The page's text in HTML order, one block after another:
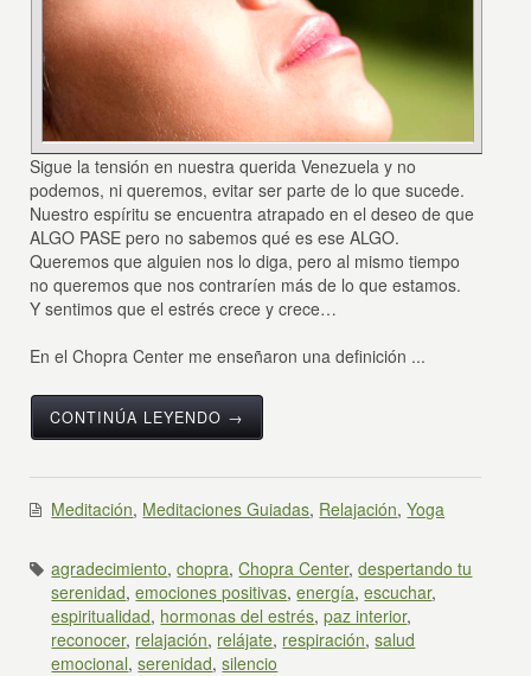
Sigue la tensión en nuestra querida Venezuela y no
podemos, ni queremos, evitar ser parte de lo que sucede.
Nuestro espíritu se encuentra atrapado en el deseo de que
ALGO PASE pero no sabemos qué es ese ALGO.
Queremos que alguien nos lo diga, pero al mismo tiempo
no queremos que nos contraríen más de lo que estamos.
Y sentimos que el estrés crece y crece…
En el Chopra Center me enseñaron una definición ...
CONTINÚA LEYENDO →
Meditación, Meditaciones Guiadas, Relajación,Yoga
agradecimiento,chopra,Chopra Center,despertando tu
serenidad,emociones positivas,energía,escuchar,
espiritualidad, hormonas del estrés,paz interior,
reconocer, relajación, relájate, respiración,salud
emocional,serenidad,silencio